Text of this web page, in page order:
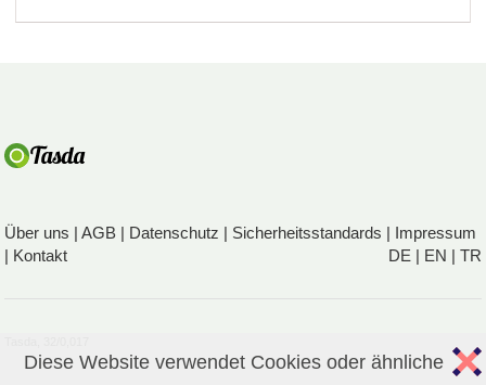
Über uns |AGB | Datenschutz | Sicherheitsstandards | Impressum
| Kontakt DE | EN | TR
Diese Website verwendet Cookies oder ähnliche